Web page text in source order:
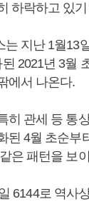
하락하고 있
지난 1월13
2021년 3월
에서 나온다.
히 관세 등 통
된 4월 초순부
은 패턴을 보
6144로 역사